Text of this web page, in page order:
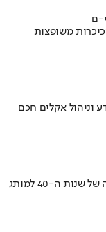
ם
משופצות
וניהול אקלים חכם
איך אסם הפכה את תקופת הצנע והמחסור הקשה של שנות ה-40 למותג